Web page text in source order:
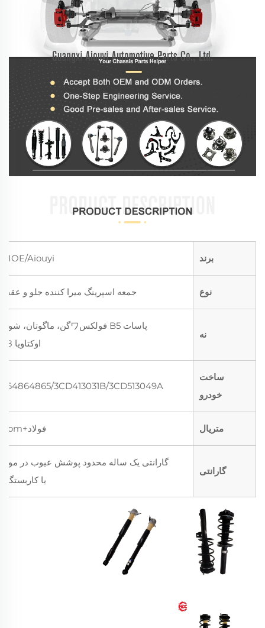
برند AIOE/Aiouyi
نوع جمعه اسپرینگ میرا کننده جلو و عقب
نه
پاسات B5 فولکسワگن، ماگوتان، شودا
اوکتاویا 1.8
ساخت
خودرو
564864865/3CD413031B/3CD513049A
متریال فولاد+gom
گارانتی
گارانتی یک ساله محدود پوشش عیوب در مواد
یا کاربستگی